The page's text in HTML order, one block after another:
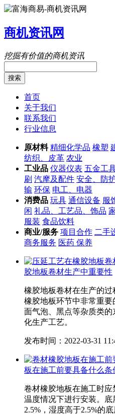
商机资讯网
挖掘有价值的商机资讯
搜索
首页
关于我们
联系我们
行业信息
原材料 精细化学品 橡塑
纺织、皮革 农业
工业品 仪器仪表 五金工
刷 汽摩及配件 安全、防
输 环保 电工、电器
消费品 玩具 通信设备 服
闲 礼品、工艺品、饰品
服装 食品饮料
商业/服务 项目合作 二手
商务服务 医药 保养
胶地板卷材生产中重要性
橡胶地板卷材在生产的
橡胶地板环节中非常重
面气泡、黑点等杂质类
化生产工艺。
发布时间：2022-03-31
板在施工前要具备什么条
卷材橡胶地板在施工时应
温度情况下进行安装。
2.5%，湿度高于2.5%的